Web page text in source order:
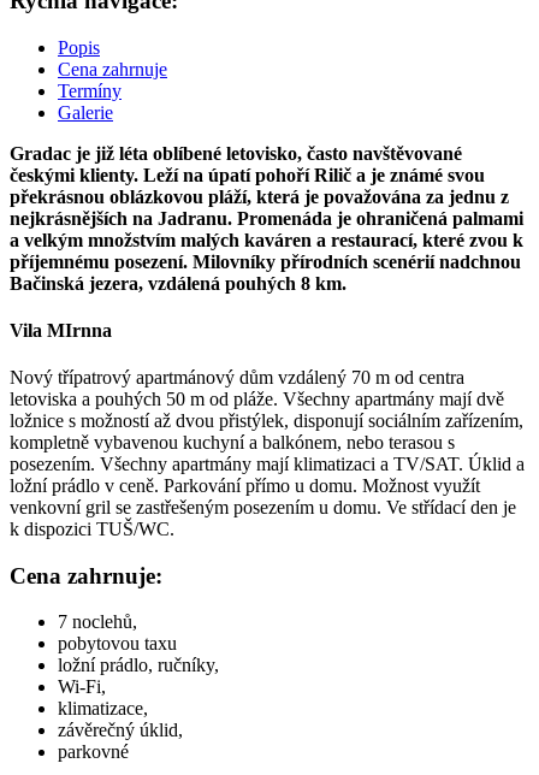
Popis
Cena zahrnuje
Termíny
Galerie
Gradac je již léta oblíbené letovisko, často navštěvované
českými klienty. Leží na úpatí pohoří Rilič a je známé svou
překrásnou oblázkovou pláží, která je považována za jednu z
nejkrásnějších na Jadranu. Promenáda je ohraničená palmami
a velkým množstvím malých kaváren a restaurací, které zvou k
příjemnému posezení. Milovníky přírodních scenérií nadchnou
Bačinská jezera, vzdálená pouhých 8 km.
Vila MIrnna
Nový třípatrový apartmánový dům vzdálený 70 m od centra
letoviska a pouhých 50 m od pláže. Všechny apartmány mají dvě
ložnice s možností až dvou přistýlek, disponují sociálním zařízením,
kompletně vybavenou kuchyní a balkónem, nebo terasou s
posezením. Všechny apartmány mají klimatizaci a TV/SAT. Úklid a
ložní prádlo v ceně. Parkování přímo u domu. Možnost využít
venkovní gril se zastřešeným posezením u domu. Ve střídací den je
k dispozici TUŠ/WC.
Cena zahrnuje:
7 noclehů,
pobytovou taxu
ložní prádlo, ručníky,
Wi-Fi,
klimatizace,
závěrečný úklid,
parkovné